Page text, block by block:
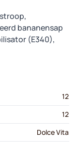
bananensap
(E340),
12
12
Dolce Vita